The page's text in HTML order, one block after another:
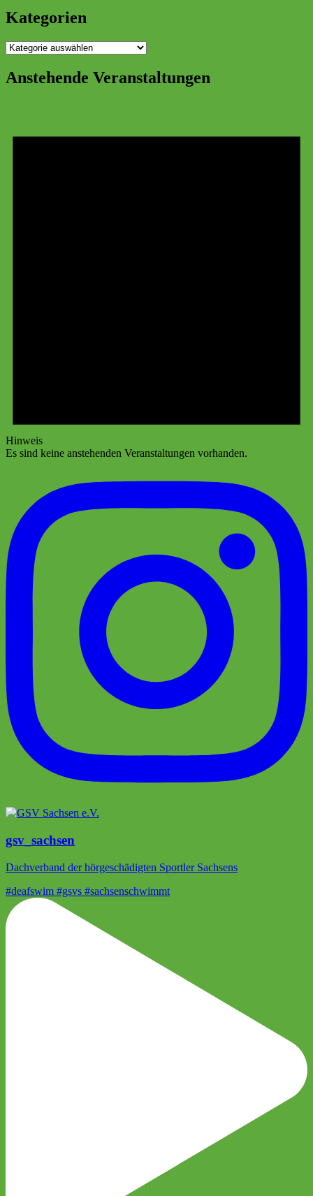
Kategorien
Kategorien
Anstehende Veranstaltungen
Hinweis
Es sind keine anstehenden Veranstaltungen vorhanden.
gsv_sachsen
Dachverband der hörgeschädigten Sportler Sachsens
#deafswim #gsvs #sachsenschwimmt